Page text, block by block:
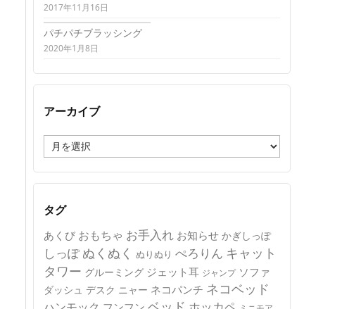
2017年11月16日
パチパチブラッシング
2020年1月8日
アーカイブ
ー
カ
イ
タグ
あくび おもちゃ お手入れ お知らせ かぎしっぽ
しっぽ ぬくぬく ぬりぬり ぺろりん キャット
タワー グルーミング ジェット耳 ジャンプ ソファ
ダッシュ デスク ニャー ネコパンチ ネコベッド